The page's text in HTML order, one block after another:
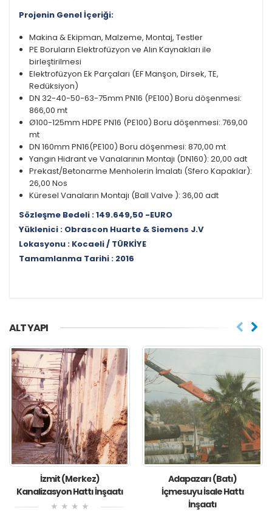
Projenin Genel İçeriği:
Makina & Ekipman, Malzeme, Montaj, Testler
PE Boruların Elektrofüzyon ve Alın Kaynakları ile
birleştirilmesi
Elektrofüzyon Ek Parçaları (EF Manşon, Dirsek, TE,
Redüksiyon)
DN 32-40-50-63-75mm PN16 (PE100) Boru döşenmesi:
866,00 mt
Ø100-125mm HDPE PN16 (PE100) Boru döşenmesi: 769,00
mt
DN 160mm PN16(PE100) Boru döşenmesi: 870,00 mt
Yangın Hidrant ve Vanalarının Montajı (DN160): 20,00 adt
Prekast/Betonarme Menholerin İmalatı (Sfero Kapaklar):
26,00 Nos
Küresel Vanaların Montajı (Ball Valve ): 36,00 adt
Sözleşme Bedeli : 149.649,50 -EURO
Yüklenici : Obrascon Huarte & Siemens J.V
Lokasyonu : Kocaeli / TÜRKİYE
Tamamlanma Tarihi : 2016
ALT YAPI
İzmit (Merkez)
Kanalizasyon Hattı İnşaatı
Adapazarı (Batı)
İçmesuyu İsale Hattı
İnşaatı